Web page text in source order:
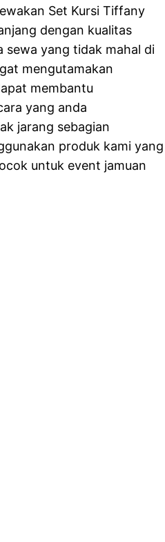
Set Kursi Tiffany
dengan kualitas
sewa yang tidak mahal di
mengutamakan
membantu
yang anda
jarang sebagian
produk kami yang
untuk event jamuan